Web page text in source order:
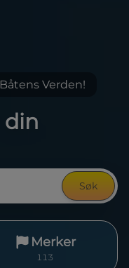
Verden!
din
Søk
Merker
113